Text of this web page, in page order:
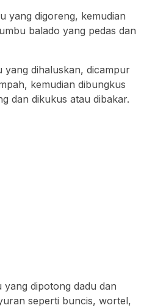
yang digoreng, kemudian
balado yang pedas dan
yang dihaluskan, dicampur
kemudian dibungkus
dan dikukus atau dibakar.
yang dipotong dadu dan
seperti buncis, wortel,